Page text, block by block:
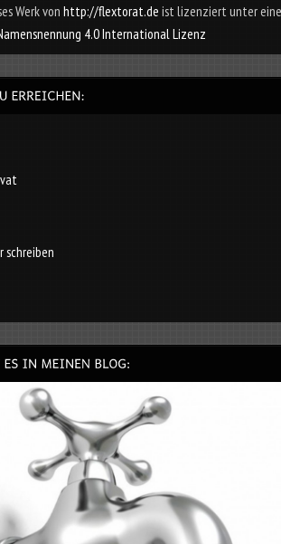
Werk von http://flextorat.de ist lizenziert unter
4.0 International Lizenz
schreiben